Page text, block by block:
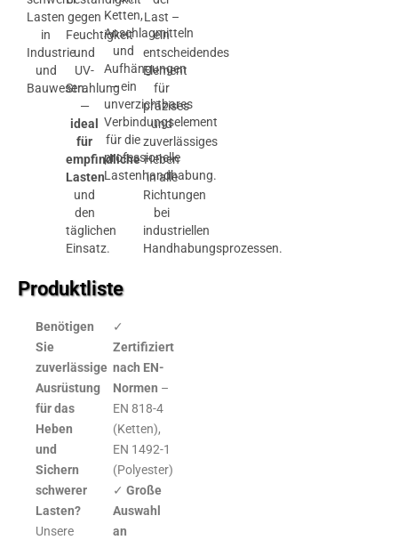
Lasten
in
Industrie
und
Bauwesen.
gegen
Feuchtigkeit
und
UV-
Strahlung
—
ideal
für
empfindliche
Lasten
und
den
täglichen
Einsatz.
Ketten,
Anschlagmitteln
und
Aufhängungen
– ein
unverzichtbares
Verbindungselement
für die
professionelle
Lastenhandhabung.
Last –
ein
entscheidendes
Element
für
präzises
und
zuverlässiges
Heben
in alle
Richtungen
bei
industriellen
Handhabungsprozessen.
Produktliste
Benötigen
Sie
zuverlässige
Ausrüstung
für das
Heben
und
Sichern
schwerer
Lasten?
Unsere
✓
Zertifiziert
nach EN-
Normen –
EN 818-4
(Ketten),
EN 1492-1
(Polyester)
✓ Große
Auswahl
an